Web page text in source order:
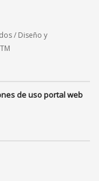
/ Diseño y
de uso portal web